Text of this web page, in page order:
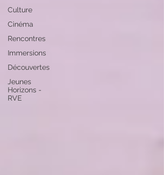
Culture
Cinéma
Rencontres
Immersions
Découvertes
Jeunes
Horizons -
RVE